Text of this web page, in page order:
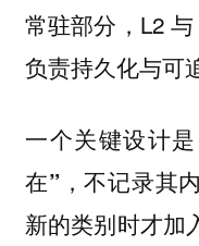
常驻部分，L2
负责持久化与可
一个关键设计是
在”，不记录其
新的类别时才加